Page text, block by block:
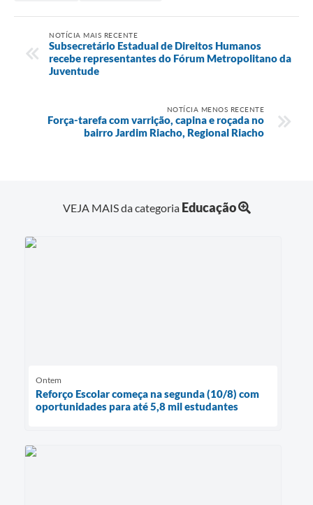
NOTÍCIA MAIS RECENTE
Subsecretário Estadual de Direitos Humanos
recebe representantes do Fórum Metropolitano da
Juventude
NOTÍCIA MENOS RECENTE
Força-tarefa com varrição, capina e roçada no
bairro Jardim Riacho, Regional Riacho
VEJA MAIS da categoria Educação
Ontem
Reforço Escolar começa na segunda (10/8) com
oportunidades para até 5,8 mil estudantes